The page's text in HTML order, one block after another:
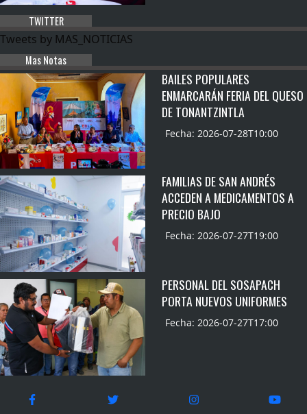
TWITTER
Tweets by MAS_NOTICIAS
Mas Notas
BAILES POPULARES
ENMARCARÁN FERIA DEL QUESO
DE TONANTZINTLA
Fecha: 2026-07-28T10:00
FAMILIAS DE SAN ANDRÉS
ACCEDEN A MEDICAMENTOS A
PRECIO BAJO
Fecha: 2026-07-27T19:00
PERSONAL DEL SOSAPACH
PORTA NUEVOS UNIFORMES
Fecha: 2026-07-27T17:00